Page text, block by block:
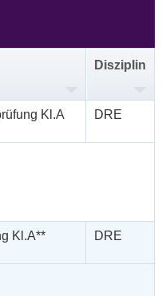
Disziplin
Kl.A DRE
Kl.A** DRE